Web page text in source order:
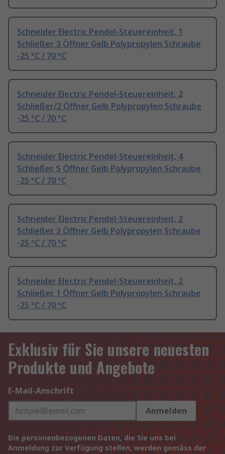
Schneider Electric Pendel-Steuereinheit, 1
Schließer, 3 Öffner Gelb Polypropylen Schraube
-25 °C / 70 °C
Schneider Electric Pendel-Steuereinheit, 2
Schließer/2 Öffner Gelb Polypropylen Schraube
-25 °C / 70 °C
Schneider Electric Pendel-Steuereinheit, 4
Schließer, 5 Öffner Gelb Polypropylen Schraube
-25 °C / 70 °C
Schneider Electric Pendel-Steuereinheit, 2
Schließer, 3 Öffner Gelb Polypropylen Schraube
-25 °C / 70 °C
Schneider Electric Pendel-Steuereinheit, 2
Schließer, 1 Öffner Gelb Polypropylen Schraube
-25 °C / 70 °C
Exklusiv für Sie unsere neuesten
Produkte und Angebote
E-Mail-Anschrift
Anmelden
Die personenbezogenen Daten, die Sie uns bei
Anmeldung zur Verfügung stellen, werden gemäss der